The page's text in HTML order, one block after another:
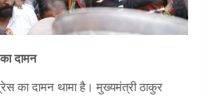
का दामन
का दामन थामा है। मुख्यमंत्री ठाकुर